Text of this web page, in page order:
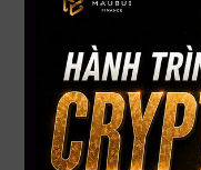
4. Trump bắt tay
Bitcoin tụt lại phía sau
Thỏa thuận tạm dừng
Quốc giúp cổ phiếu
giảm từ $105,720
trú ẩn, BTC lần này